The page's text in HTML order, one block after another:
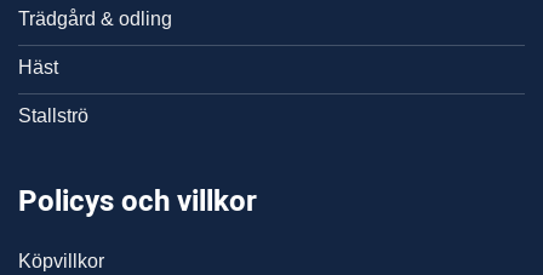
Trädgård & odling
Häst
Stallströ
Policys och villkor
Köpvillkor